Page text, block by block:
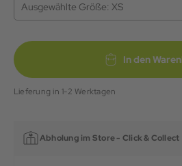
Ausgewählte Größe: XS
In den
Lieferung in 1-2 Werktagen
Abholung im Store - Click & Collect